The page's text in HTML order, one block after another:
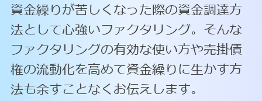
資金繰りが苦しくなった際の資金調達方
法として心強いファクタリング。そんな
ファクタリングの有効な使い方や売掛債
権の流動化を高めて資金繰りに生かす方
法も余すことなくお伝えします。